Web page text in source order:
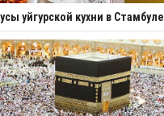
уйгурской кухни в Стамбуле